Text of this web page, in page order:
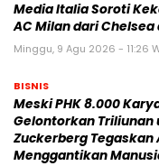
Media Italia Soroti
AC Milan dari
Minggu, 9 Agu 2026 - 11:26
BISNIS
Meski PHK 8.000
Gelontorkan Triliunan
Zuckerberg Tegaskan
Menggantikan